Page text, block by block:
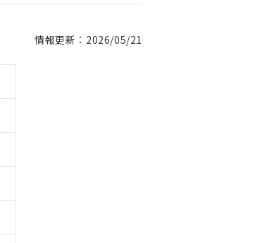
情報更新：2026/05/21